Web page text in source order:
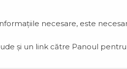
necesare, este
și un link către Panoul